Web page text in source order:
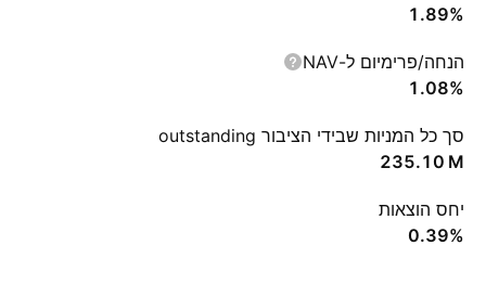
1.89%
הנחה/פרימיום ל-NAV
1.08%
סך כל המניות שבידי הציבור outstanding
‪235.10 M‬
יחס הוצאות
0.39%